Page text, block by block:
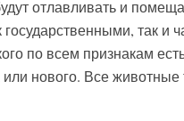
отлавливать и
так и
по всем признакам
или нового. Все животные